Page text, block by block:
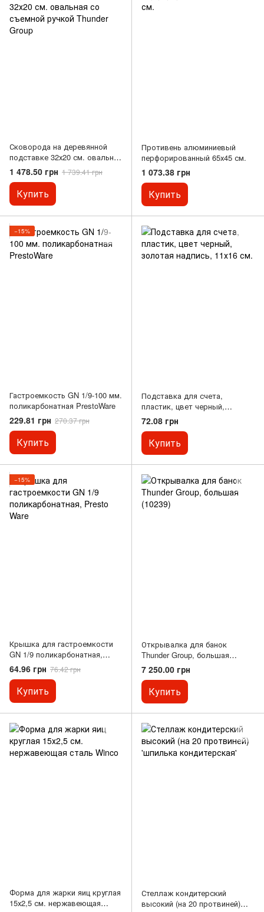
Сковорода на деревянной
подставке 32х20 см. овальная
со съемной ручкой Thunder
Group
1 478.50 грн 1 739.41 грн
Купить
Противень алюминиевый
перфорированный 65х45 см.
1 073.38 грн
Купить
−15%
Гастроемкость GN 1/9-100 мм.
поликарбонатная PrestoWare
229.81 грн 270.37 грн
Купить
Подставка для счета,
пластик, цвет черный,
золотая надпись, 11х16 см.
72.08 грн
Купить
−15%
Крышка для гастроемкости
GN 1/9 поликарбонатная,
Presto Ware
64.96 грн 76.42 грн
Купить
Открывалка для банок
Thunder Group, большая
(10239)
7 250.00 грн
Купить
Форма для жарки яиц круглая
15х2,5 см. нержавеющая
Стеллаж кондитерский
высокий (на 20 протвиней)